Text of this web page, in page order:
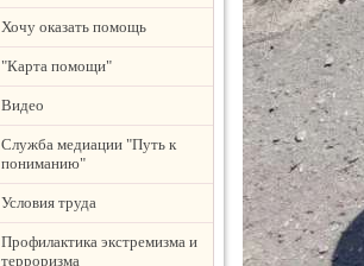
Хочу оказать помощь
"Карта помощи"
Видео
Служба медиации "Путь к
пониманию"
Условия труда
Профилактика экстремизма и
терроризма